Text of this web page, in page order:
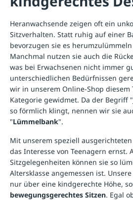
Heranwachsende zeigen oft ein
Sitzverhalten. Statt ruhig auf einer
bevorzugen sie es
Manchmal nutzen sie auch die
was bei Erwachsenen nicht immer
unterschiedlichen Bedürfnissen
wir in unserem Online-Shop diesem
Kategorie gewidmet. Da der Begriff
so förmlich klingt, nennen wir sie
"Lümmelbank".
Mit unserem speziell
das Interesse von Teenagern ernst.
Sitzgelegenheiten können sie so
Altersklasse angemessen ist.
nur über eine kindgerechte Höhe,
bewegungsgerechtes Sitzen. Egal